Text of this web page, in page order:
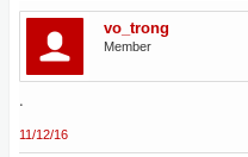
vo_trong
Member
.
11/12/16